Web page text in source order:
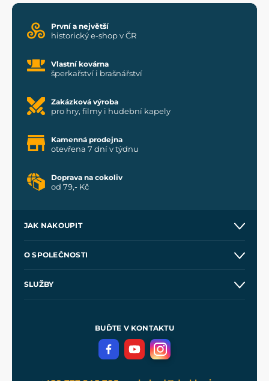
První a největší
historický e-shop v ČR
Vlastní kovárna
šperkařství i brašnářství
Zakázková výroba
pro hry, filmy i hudební kapely
Kamenná prodejna
otevřena 7 dní v týdnu
Doprava na cokoliv
od 79,- Kč
JAK NAKOUPIT
Velkoobchod
O SPOLEČNOSTI
SLUŽBY
Meče pro Kingdom Come
BUĎTE V KONTAKTU